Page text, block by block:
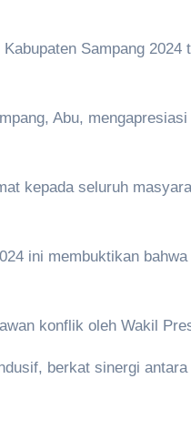
Sampang 2024
Abu,
kepada seluruh
ini membuktikan
konflik oleh Wakil
berkat sinergi